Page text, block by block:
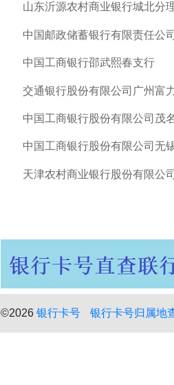
山东沂源农村商业银行城北分
中国邮政储蓄银行有限责任公
中国工商银行邵武熙春支行
交通银行股份有限公司广州富
中国工商银行股份有限公司茂
中国工商银行股份有限公司无
天津农村商业银行股份有限公
©2026 银行卡号 银行卡号归属地